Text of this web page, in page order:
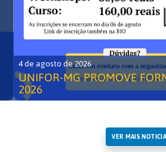
4 de agosto de 2026
UNIFOR-MG PROMOVE
2026
VER MAIS